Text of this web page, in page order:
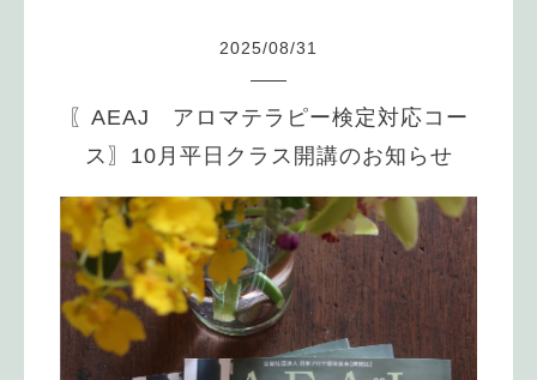
2025/08/31
〖AEAJ アロマテラピー検定対応コー
ス〗10月平日クラス開講のお知らせ